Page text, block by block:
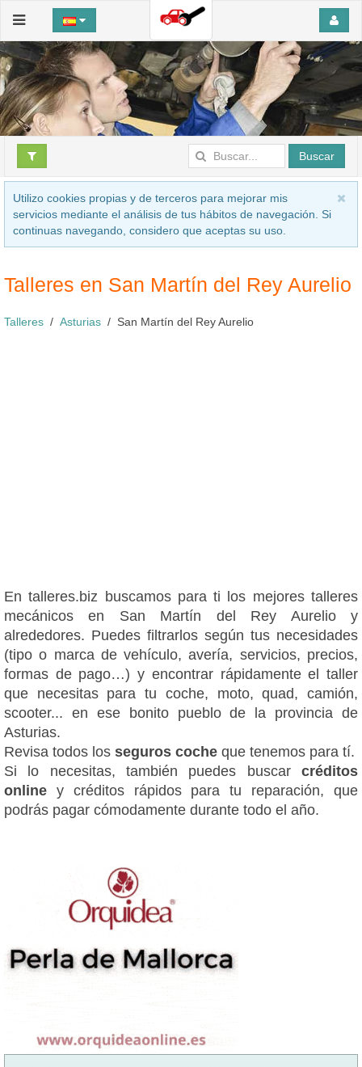
Buscar
Utilizo cookies propias y de terceros para mejorar mis
servicios mediante el análisis de tus hábitos de navegación. Si
continuas navegando, considero que aceptas su uso.
Talleres en San Martín del Rey Aurelio
Talleres Asturias San Martín del Rey Aurelio
En talleres.biz buscamos para ti los mejores talleres
mecánicos en San Martín del Rey Aurelio y
alrededores. Puedes filtrarlos según tus necesidades
(tipo o marca de vehículo, avería, servicios, precios,
formas de pago…) y encontrar rápidamente el taller
que necesitas para tu coche, moto, quad, camión,
scooter... en ese bonito pueblo de la provincia de
Asturias.
Revisa todos los seguros coche que tenemos para tí.
Si lo necesitas, también puedes buscar créditos
online y créditos rápidos para tu reparación, que
podrás pagar cómodamente durante todo el año.